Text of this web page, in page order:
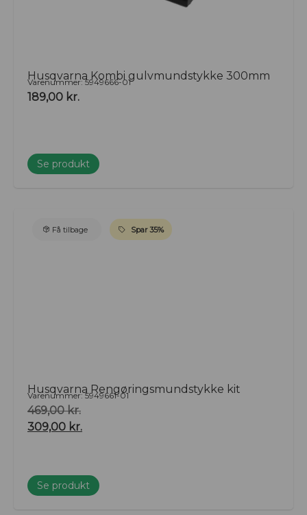
Husqvarna Kombi gulvmundstykke 300mm
Varenummer: 5949666-01
189,00 kr.
Se produkt
Få tilbage Spar 35%
Husqvarna Rengøringsmundstykke kit
Varenummer: 5949661-01
469,00kr.
309,00 kr.
Se produkt